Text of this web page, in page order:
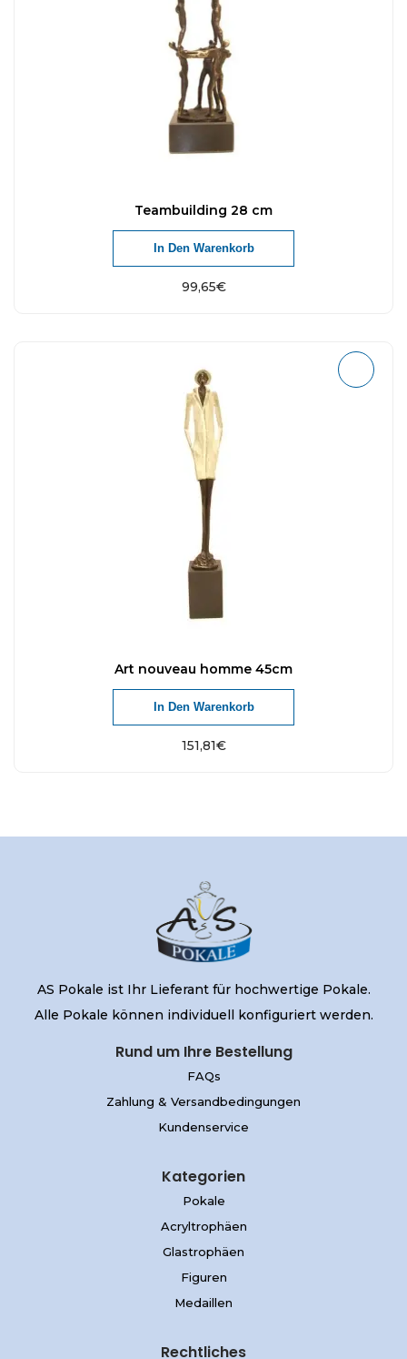
Teambuilding 28 cm
99,65€
In Den Warenkorb
Art nouveau homme 45cm
151,81€
In Den Warenkorb
AS Pokale ist Ihr Lieferant für hochwertige Pokale.
Alle Pokale können individuell konfiguriert werden.
Rund um Ihre Bestellung
FAQs
Zahlung & Versandbedingungen
Kundenservice
Kategorien
Pokale
Acryltrophäen
Glastrophäen
Figuren
Medaillen
Rechtliches